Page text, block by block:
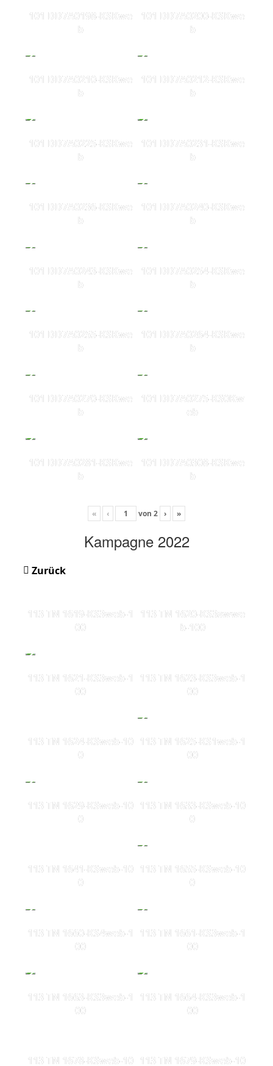
101 DD7A0198-KSKwe
b
101 DD7A0200-KSKwe
b
101 DD7A0210-KSKwe
b
101 DD7A0212-KSKwe
b
101 DD7A0225-KSKwe
b
101 DD7A0231-KSKwe
b
101 DD7A0236-KSKwe
b
101 DD7A0240-KSKwe
b
101 DD7A0243-KSKwe
b
101 DD7A0254-KSKwe
b
101 DD7A0255-KSKwe
b
101 DD7A0264-KSKwe
b
101 DD7A0270-KSKwe
b
101 DD7A0275-KS0Kw
eb
101 DD7A0281-KSKwe
b
101 DD7A0308-KSKwe
b
« ‹ von 2 › »
Kampagne 2022
Zurück
113 TN 1619-KS3web-1
00
113 TN 1620-KS3swwe
b-100
113 TN 1621-KS3web-1
00
113 TN 1623-KS3web-1
00
113 TN 1624-KSweb-10
0
113 TN 1625-KS1web-1
00
113 TN 1629-KSweb-10
0
113 TN 1633-KSweb-10
0
113 TN 1641-KSweb-10
0
113 TN 1655-KSweb-10
0
113 TN 1660-KS4web-1
00
113 TN 1661-KS3web-1
00
113 TN 1663-KS3web-1
00
113 TN 1664-KS3web-1
00
113 TN 1678-KSweb-10 113 TN 1679-KSweb-10